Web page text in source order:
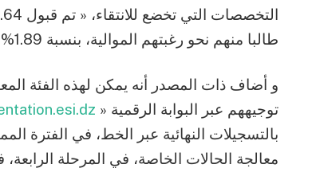
طالبا منهم نحو رغبتهم الموالية، بنسبة 1.89% ».
و أضاف ذات المصدر أنه يمكن لهذه الفئة
توجيههم عبر البوابة الرقمية «
معالجة الحالات الخاصة، في المرحلة الرابعة، في الفترة